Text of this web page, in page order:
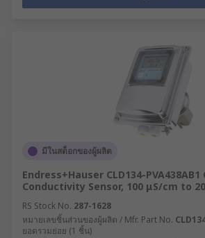
มีในสต็อกของผู้ผลิต
Endress+Hauser CLD134-
Conductivity Sensor, 100 μS/cm to
RS Stock No. 287-1628
หมายเลขชิ้นส่วนของผู้ผลิต / Mfr. Part No.
ยอดรวมย่อย (1 ชิ้น)